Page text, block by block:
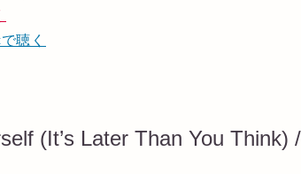
聴く
(It’s Later Than You Think)